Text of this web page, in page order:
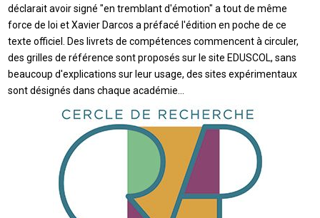
déclarait avoir signé "en tremblant d'émotion" a tout de même
force de loi et Xavier Darcos a préfacé l'édition en poche de ce
texte officiel. Des livrets de compétences commencent à circuler,
des grilles de référence sont proposés sur le site EDUSCOL, sans
beaucoup d'explications sur leur usage, des sites expérimentaux
sont désignés dans chaque académie...